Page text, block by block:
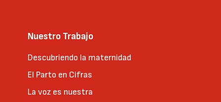
Nuestro Trabajo
Descubriendo la maternidad
El Parto en Cifras
La voz es nuestra